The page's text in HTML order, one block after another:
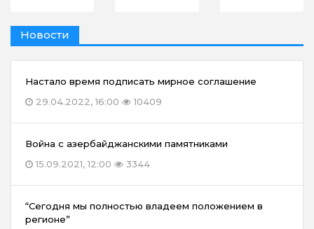
Новости
Настало время подписать мирное соглашение
29.04.2022, 16:00
10409
Война с азербайджанскими памятниками
15.09.2021, 12:00
3344
“Сегодня мы полностью владеем положением в
регионе”